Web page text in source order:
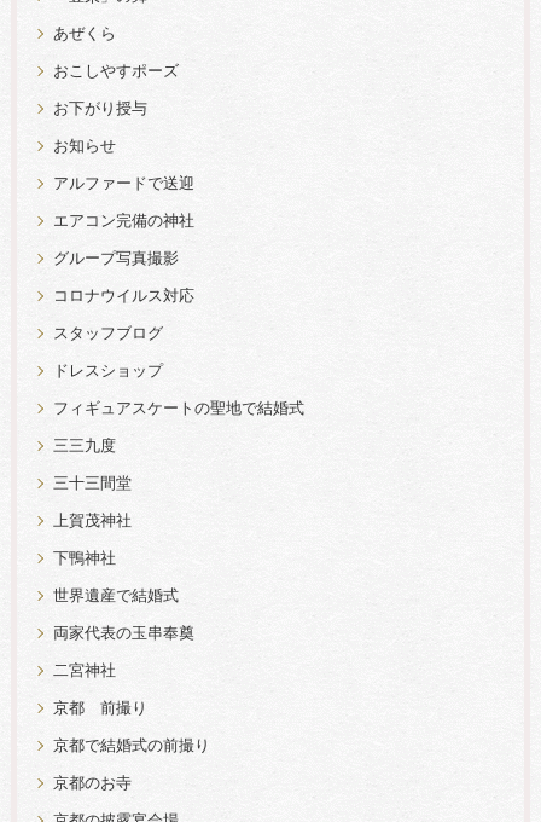
あぜくら
おこしやすポーズ
お下がり授与
お知らせ
アルファードで送迎
エアコン完備の神社
グループ写真撮影
コロナウイルス対応
スタッフブログ
ドレスショップ
フィギュアスケートの聖地で結婚式
三三九度
三十三間堂
上賀茂神社
下鴨神社
世界遺産で結婚式
両家代表の玉串奉奠
二宮神社
京都 前撮り
京都で結婚式の前撮り
京都のお寺